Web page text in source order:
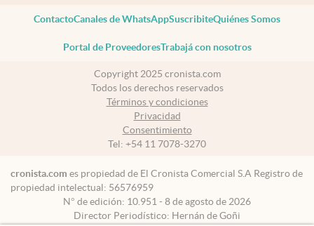
ContactoCanales de WhatsAppSuscribiteQuiénes Somos
Portal de ProveedoresTrabajá con nosotros
Copyright 2025 cronista.com
Todos los derechos reservados
Términos y condiciones
Privacidad
Consentimiento
Tel: +54 11 7078-3270
cronista.com es propiedad de El Cronista Comercial S.A Registro de
propiedad intelectual: 56576959
N° de edición: 10.951 - 8 de agosto de 2026
Director Periodístico: Hernán de Goñi